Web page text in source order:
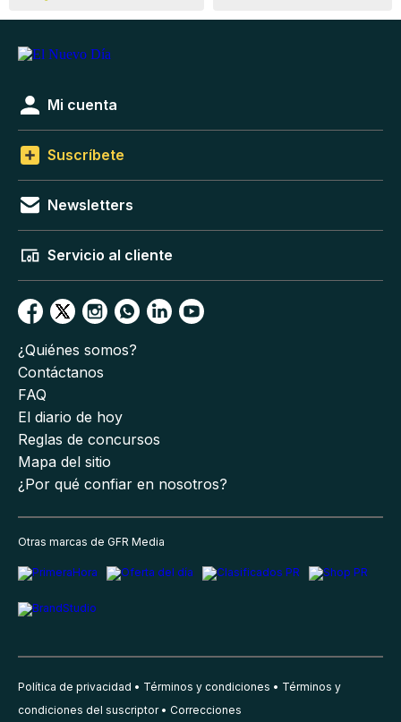
Mi cuenta
Suscríbete
Newsletters
Servicio al cliente
¿Quiénes somos?
Contáctanos
FAQ
El diario de hoy
Reglas de concursos
Mapa del sitio
¿Por qué confiar en nosotros?
Otras marcas de GFR Media
Política de privacidad Términos y condiciones
Términos y
condiciones del suscriptor
Correcciones